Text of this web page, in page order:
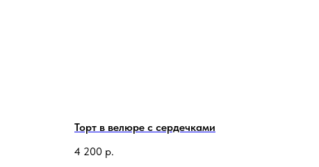
Торт в велюре с сердечками
4 200 р.